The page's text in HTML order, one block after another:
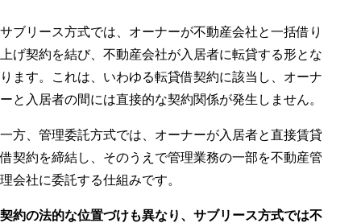
サブリース方式では、オーナーが不動産会社と一括借り
上げ契約を結び、不動産会社が入居者に転貸する形とな
ります。これは、いわゆる転貸借契約に該当し、オーナ
ーと入居者の間には直接的な契約関係が発生しません。
一方、管理委託方式では、オーナーが入居者と直接賃貸
借契約を締結し、そのうえで管理業務の一部を不動産管
理会社に委託する仕組みです。
契約の法的な位置づけも異なり、サブリース方式では不